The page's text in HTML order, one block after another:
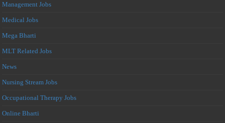
Management Jobs
Medical Jobs
Mega Bharti
MLT Related Jobs
News
Nursing Stream Jobs
Occupational Therapy Jobs
Online Bharti